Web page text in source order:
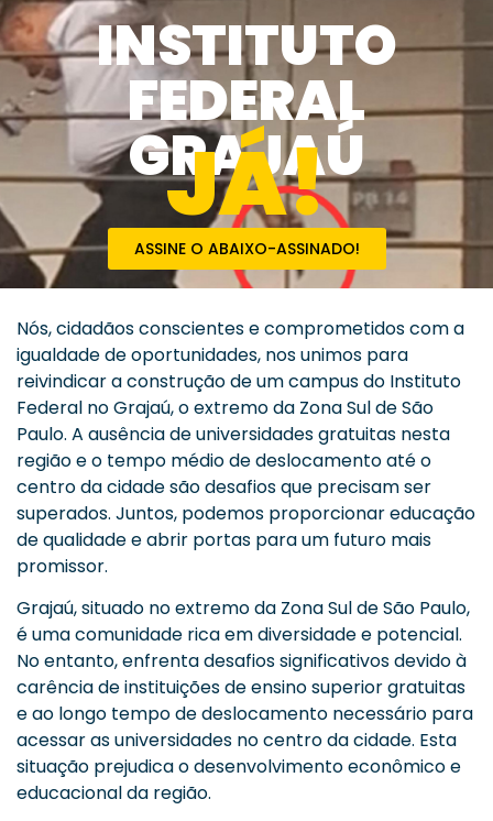
INSTITUTO
FEDERAL
GRAJAÚ
JÁ!
ASSINE O ABAIXO-ASSINADO!
Nós, cidadãos conscientes e comprometidos com a
igualdade de oportunidades, nos unimos para
reivindicar a construção de um campus do Instituto
Federal no Grajaú, o extremo da Zona Sul de São
Paulo. A ausência de universidades gratuitas nesta
região e o tempo médio de deslocamento até o
centro da cidade são desafios que precisam ser
superados. Juntos, podemos proporcionar educação
de qualidade e abrir portas para um futuro mais
promissor.
Grajaú, situado no extremo da Zona Sul de São Paulo,
é uma comunidade rica em diversidade e potencial.
No entanto, enfrenta desafios significativos devido à
carência de instituições de ensino superior gratuitas
e ao longo tempo de deslocamento necessário para
acessar as universidades no centro da cidade. Esta
situação prejudica o desenvolvimento econômico e
educacional da região.